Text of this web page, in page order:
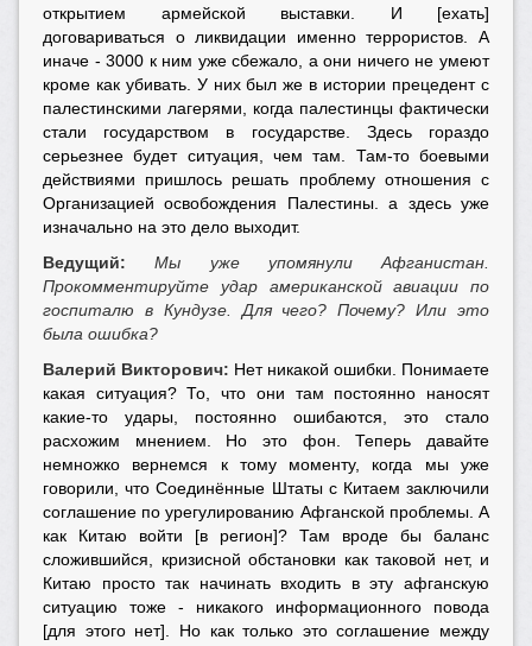
открытием армейской выставки. И [ехать]
договариваться о ликвидации именно террористов. А
иначе - 3000 к ним уже сбежало, а они ничего не умеют
кроме как убивать. У них был же в истории прецедент с
палестинскими лагерями, когда палестинцы фактически
стали государством в государстве. Здесь гораздо
серьезнее будет ситуация, чем там. Там-то боевыми
действиями пришлось решать проблему отношения с
Организацией освобождения Палестины. а здесь уже
изначально на это дело выходит.
Ведущий:Мы уже упомянули Афганистан.
Прокомментируйте удар американской авиации по
госпиталю в Кундузе. Для чего? Почему? Или это
была ошибка?
Валерий Викторович: Нет никакой ошибки. Понимаете
какая ситуация? То, что они там постоянно наносят
какие-то удары, постоянно ошибаются, это стало
расхожим мнением. Но это фон. Теперь давайте
немножко вернемся к тому моменту, когда мы уже
говорили, что Соединённые Штаты с Китаем заключили
соглашение по урегулированию Афганской проблемы. А
как Китаю войти [в регион]? Там вроде бы баланс
сложившийся, кризисной обстановки как таковой нет, и
Китаю просто так начинать входить в эту афганскую
ситуацию тоже - никакого информационного повода
[для этого нет]. Но как только это соглашение между